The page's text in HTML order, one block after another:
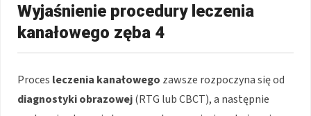
Wyjaśnienie procedury leczenia
kanałowego zęba 4
Proces leczenia kanałowego zawsze rozpoczyna się od
diagnostyki obrazowej(RTG lub CBCT), a następnie